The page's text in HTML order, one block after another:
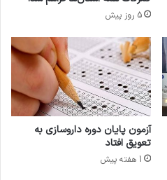
5 روز پیش
آزمون پایان دوره داروسازی به
تعویق افتاد
1 هفته پیش